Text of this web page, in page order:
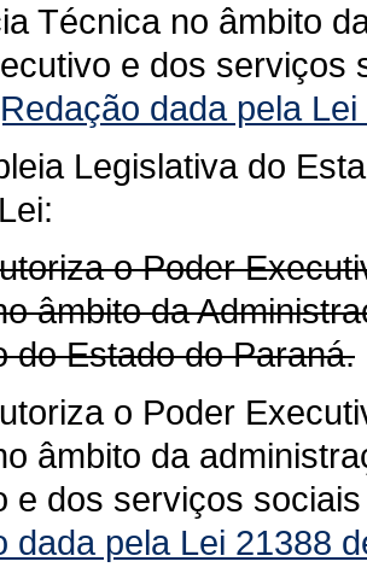
Técnica no âmbito
e dos serviços
dada pela
Legislativa do
o Poder
âmbito da
do Estado do Paraná.
o Poder
âmbito da
e dos serviços
dada pela Lei 21388